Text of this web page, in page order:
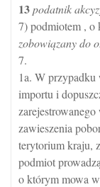
13podatnik
7) podmiotem , o
zobowiązany do
7.
1a. W
importu i
zawieszenia
terytorium kraju,
podmiot
o którym mowa w